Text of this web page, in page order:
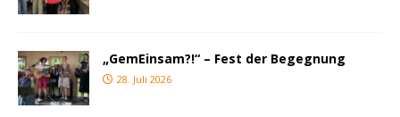
„GemEinsam?!“ – Fest der Begegnung
28. Juli 2026